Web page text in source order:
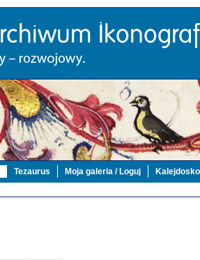
Tezaurus Moja galeria / Loguj